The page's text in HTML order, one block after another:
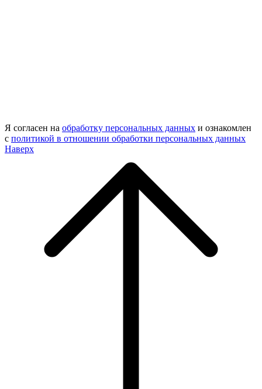
Я согласен на обработку персональных данных и ознакомлен
с политикой в отношении обработки персональных данных
Наверх